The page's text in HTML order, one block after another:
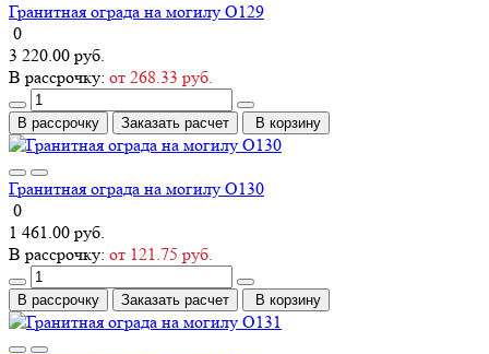
Гранитная ограда на могилу О129
0
3 220.00 руб.
В рассрочку: от 268.33 руб.
В рассрочку Заказать расчет В корзину
Гранитная ограда на могилу О130
0
1 461.00 руб.
В рассрочку: от 121.75 руб.
В рассрочку Заказать расчет В корзину